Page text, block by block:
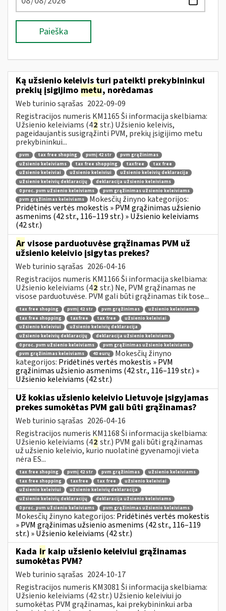
Paieška
Ką užsienio keleivis turi pateikti prekybininkui
prekių įsigijimo metu, norėdamas
Web turinio sąrašas 2022-09-09
Registracijos numeris KM1165 Ši informacija skelbiama:
Užsienio keleiviams (42 str.) Užsienio keleivis,
pageidaujantis susigrąžinti PVM, prekių įsigijimo metu
prekybininkui...
pvm tax free shoping pvmį 42 str
pvm grąžinimas
užsienio keleiviams
tax free shopping taxfree
tax free
užsienio keleiviai
užsienio keleiviui
užsienio keleivių deklaracija
užsienio keleivių deklaracijų
deklaracija užsienio keleiviams
0 proc. pvm užsienio keleiviams
pvm grąžinimas užsienio keleiviams
pvm grąžinimas keleiviams
Mokesčių žinyno kategorijos:
Pridėtinės vertės mokestis » PVM grąžinimas užsienio
asmenims (42 str., 116–119 str.) » Užsienio keleiviams
(42 str.)
Ar visose parduotuvėse grąžinamas PVM už
užsienio keleivio įsigytas prekes?
Web turinio sąrašas 2026-04-16
Registracijos numeris KM1166 Ši informacija skelbiama:
Užsienio keleiviams (42 str.) Ne, PVM grąžinamas ne
visose parduotuvėse. PVM gali būti grąžinamas tik tose...
tax free shoping pvmį 42 str pvm grąžinimas
užsienio keleiviams
tax free shopping
taxfree tax free
užsienio keleiviai
užsienio keleiviui
užsienio keleivių deklaracija
užsienio keleivių deklaracijų
deklaracija užsienio keleiviams
0 proc. pvm užsienio keleiviams
pvm grąžinimas užsienio keleiviams
pvm grąžinimas keleiviams
40 eurų
Mokesčių žinyno
kategorijos: Pridėtinės vertės mokestis » PVM
grąžinimas užsienio asmenims (42 str., 116–119 str.) »
Užsienio keleiviams (42 str.)
Už kokias užsienio keleivio Lietuvoje įsigyjamas
prekes sumokėtas PVM gali būti grąžinamas?
Web turinio sąrašas 2026-04-16
Registracijos numeris KM1168 Ši informacija skelbiama:
Užsienio keleiviams (42 str.) PVM gali būti grąžinamas
už užsienio keleivio, kurio nuolatinė gyvenamoji vieta
nėra ES...
tax free shoping pvmį 42 str pvm grąžinimas
užsienio keleiviams
tax free shopping
taxfree tax free
užsienio keleiviai
užsienio keleiviui
užsienio keleivių deklaracija
užsienio keleivių deklaracijų
deklaracija užsienio keleiviams
0 proc. pvm užsienio keleiviams
pvm grąžinimas užsienio keleiviams
Mokesčių žinyno kategorijos: Pridėtinės vertės mokestis
» PVM grąžinimas užsienio asmenims (42 str., 116–119
str.) » Užsienio keleiviams (42 str.)
Kada ir kaip užsienio keleiviui grąžinamas
sumokėtas PVM?
Web turinio sąrašas 2024-10-17
Registracijos numeris KM3081 Ši informacija skelbiama:
Užsienio keleiviams (42 str.) Užsienio keleiviui jo
sumokėtas PVM grąžinamas, kai prekybininkui arba